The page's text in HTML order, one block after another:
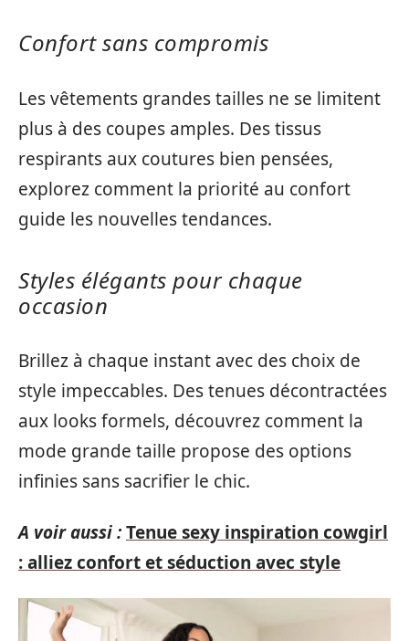
Confort sans compromis
Les vêtements grandes tailles ne se limitent
plus à des coupes amples. Des tissus
respirants aux coutures bien pensées,
explorez comment la priorité au confort
guide les nouvelles tendances.
Styles élégants pour chaque
occasion
Brillez à chaque instant avec des choix de
style impeccables. Des tenues décontractées
aux looks formels, découvrez comment la
mode grande taille propose des options
infinies sans sacrifier le chic.
A voir aussi :Tenue sexy inspiration cowgirl
: alliez confort et séduction avec style